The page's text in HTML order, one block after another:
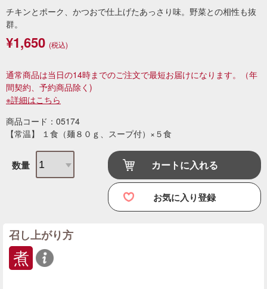
チキンとポーク、かつおで仕上げたあっさり味。野菜との相性も抜
群。
¥1,650 (税込)
通常商品は当日の14時までのご注文で最短お届けになります。
（年
間契約、予約商品除く)
※詳細はこちら
商品コード：05174
【常温】 １食（麺８０ｇ、スープ付）×５食
数量 カートに入れる
お気に入り登録
召し上がり方
煮